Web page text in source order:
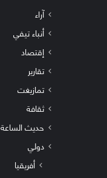
آراء
أنباء تيفي
إقتصاد
تقارير
تمازيغت
ثقافة
حديث الساعة
دولي
أفريقيا